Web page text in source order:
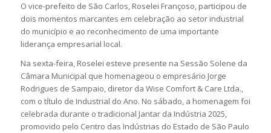
O vice-prefeito de São Carlos, Roselei Françoso, participou de
dois momentos marcantes em celebração ao setor industrial
do município e ao reconhecimento de uma importante
liderança empresarial local.
Na sexta-feira, Roselei esteve presente na Sessão Solene da
Câmara Municipal que homenageou o empresário Jorge
Rodrigues de Sampaio, diretor da Wise Comfort & Care Ltda.,
com o título de Industrial do Ano. No sábado, a homenagem foi
celebrada durante o tradicional Jantar da Indústria 2025,
promovido pelo Centro das Indústrias do Estado de São Paulo